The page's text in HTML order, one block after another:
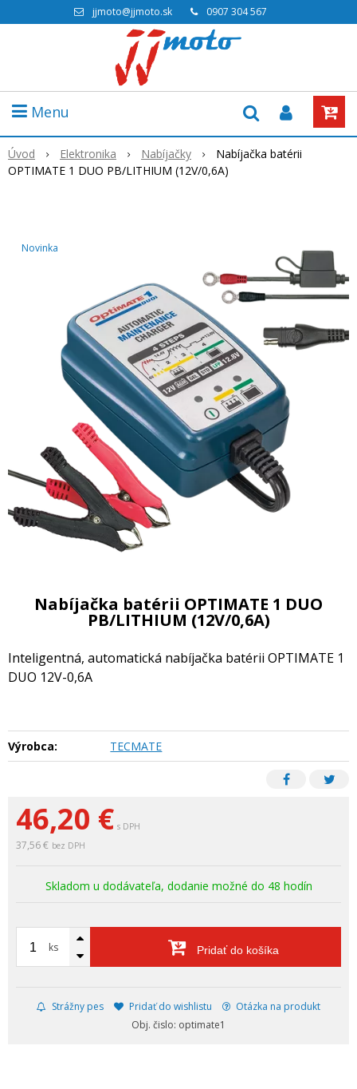
jjmoto@jjmoto.sk 0907 304 567
Menu
Úvod Elektronika Nabíjačky
Nabíjačka batérii
OPTIMATE 1 DUO PB/LITHIUM (12V/0,6A)
Novinka
46,20 € s DPH
37,56 € bez DPH
Skladom u dodávateľa, dodanie možné do 48 hodín
ks Pridať do košíka
Strážny pes Pridať do wishlistu
Otázka na produkt
Obj. čislo: optimate1
Nabíjačka batérii OPTIMATE 1 DUO
PB/LITHIUM (12V/0,6A)
Inteligentná, automatická nabíjačka batérii OPTIMATE 1
DUO 12V-0,6A
Výrobca: TECMATE